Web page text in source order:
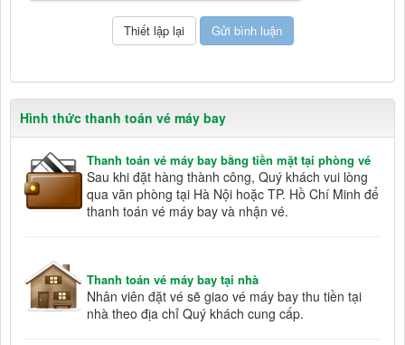
Hình thức thanh toán vé máy bay
Thanh toán vé máy bay bằng tiền mặt tại phòng vé
Sau khi đặt hàng thành công, Quý khách vui lòng
qua văn phòng tại Hà Nội hoặc TP. Hồ Chí Minh để
thanh toán vé máy bay và nhận vé.
Thanh toán vé máy bay tại nhà
Nhân viên đặt vé sẽ giao vé máy bay thu tiền tại
nhà theo địa chỉ Quý khách cung cấp.